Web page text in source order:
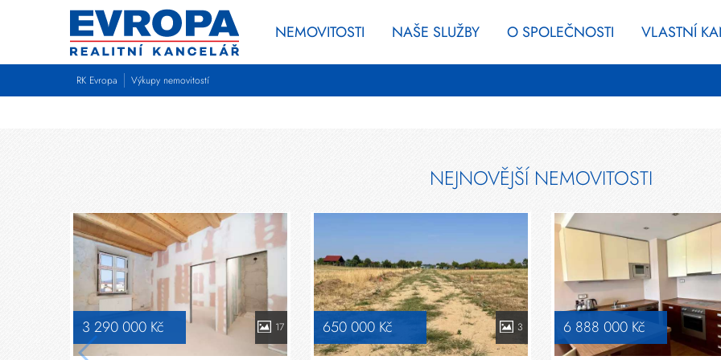
NEMOVITOSTI NAŠE SLUŽBY O SPOLEČNOSTI VLASTNÍ
RK Evropa Výkupy nemovitostí
NEJNOVĚJŠÍ NEMOVITOSTI
3 290 000 Kč 17 650 000 Kč 3 6 888 000 Kč